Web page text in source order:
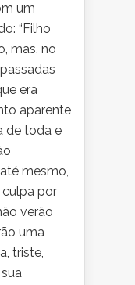
um
“Filho
mas, no
era
aparente
de toda e
mesmo,
culpa por
verão
uma
triste,